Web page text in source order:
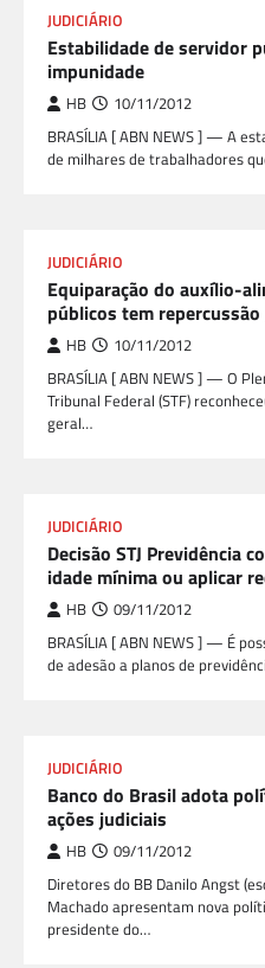
JUDICIÁRIO
Estabilidade de servidor
impunidade
HB 10/11/2012
BRASÍLIA [ ABN NEWS ] — A
de milhares de trabalhadores
JUDICIÁRIO
Equiparação do auxílio-
públicos tem
HB 10/11/2012
BRASÍLIA [ ABN NEWS ] — O
Tribunal Federal (STF)
geral…
JUDICIÁRIO
Decisão STJ Previdência
idade mínima ou aplicar
HB 09/11/2012
BRASÍLIA [ ABN NEWS ] — É
de adesão a planos de
JUDICIÁRIO
Banco do Brasil adota
ações judiciais
HB 09/11/2012
Diretores do BB Danilo Angst
Machado apresentam nova
presidente do…